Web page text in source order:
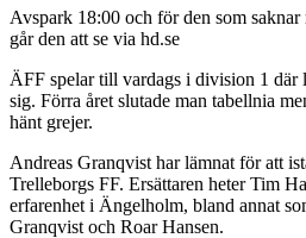
Avspark 18:00 och för den som
går den att se via hd.se
ÄFF spelar till vardags i division 1 där
sig. Förra året slutade man tabellnia
hänt grejer.
Andreas Granqvist har lämnat för att
Trelleborgs FF. Ersättaren heter Tim
erfarenhet i Ängelholm, bland annat
Granqvist och Roar Hansen.